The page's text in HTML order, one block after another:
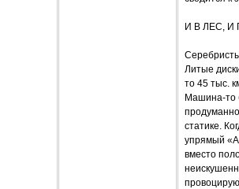
И В ЛЕС, И
Литые
то 45 тыс.
Машина-то
статике.
упрямый
вместо